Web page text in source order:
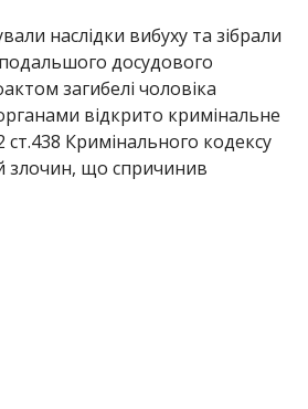
наслідки вибуху та зібрали
досудового
загибелі чоловіка
відкрито кримінальне
Кримінального кодексу
злочин, що спричинив